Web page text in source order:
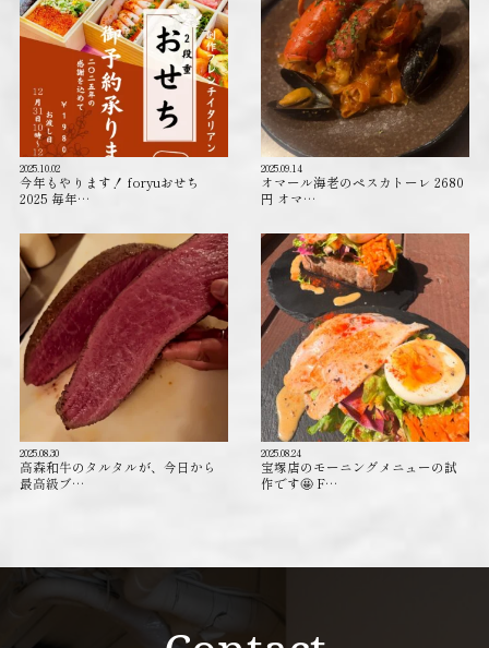
2025.10.02
今年もやります！ foryuおせち
2025 毎年…
2025.09.14
オマール海老のペスカトーレ 2680
円 オマ…
2025.08.30
高森和牛のタルタルが、今日から
最高級ブ…
2025.08.24
宝塚店のモーニングメニューの試
作です🤩 F…